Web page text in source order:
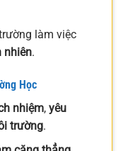
làm việc
nhiên.
Học
nhiệm, yêu
trường.